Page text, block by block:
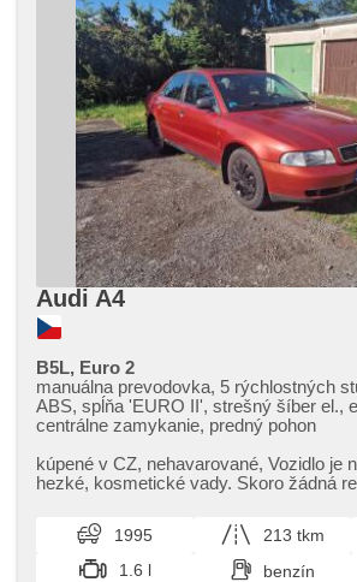
Audi A4
B5L, Euro 2
manuálna prevodovka, 5 rýchlostných
ABS, spĺňa 'EURO II', strešný šíber el.,
centrálne zamykanie, predný pohon
kúpené v CZ,​ nehavarované,​ Vozidlo je
hezké,​ kosmetické vady. Skoro žádná rez. Kontakt
1995 213 tkm
1.6 l
benzín